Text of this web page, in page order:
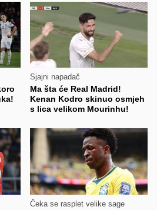
Sjajni napadač
Ma šta će Real Madrid!
Kenan Kodro skinuo osmjeh
s lica velikom Mourinhu!
Čeka se rasplet velike sage